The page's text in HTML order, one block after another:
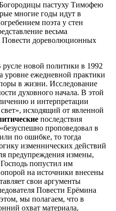
пастуху Тимофею
многие годы идут в
поэта у стен
весьма
Повести дореволюционных
новой политики в 1992
ежедневной практики
в жизни. Исследование
духовного начала. В этой
и интерпретации
исходящий от явленной
последствия
проповедовал в
по ошибке, то тогда
изменнических действий
предупреждения измены,
попустил им
на источники внесены
свои аргументы
Повести Ерёмина
мы полагаем, что в
охват материала,